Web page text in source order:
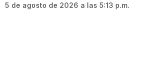
5 de agosto de 2026 a las 5:13 p.m.